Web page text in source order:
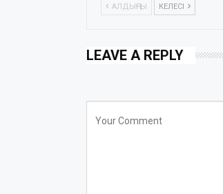
АЛДЫҢҒЫ КЕЛЕСІ
LEAVE A REPLY